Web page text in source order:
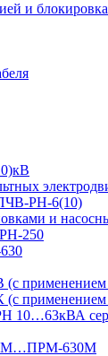
и
РН-6(10)
и
250
10…63кВА
630М